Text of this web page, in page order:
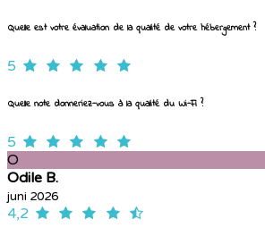
Quelle est votre évaluation de la qualité de votre hébergement ?
5
Quelle note donneriez-vous à la qualité du Wi-Fi ?
5
O
Odile B.
juni 2026
4,2